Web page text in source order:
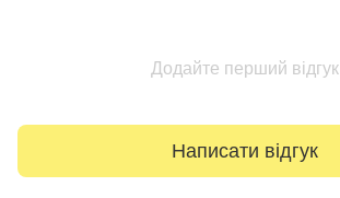
Додайте перший відгук
Написати відгук